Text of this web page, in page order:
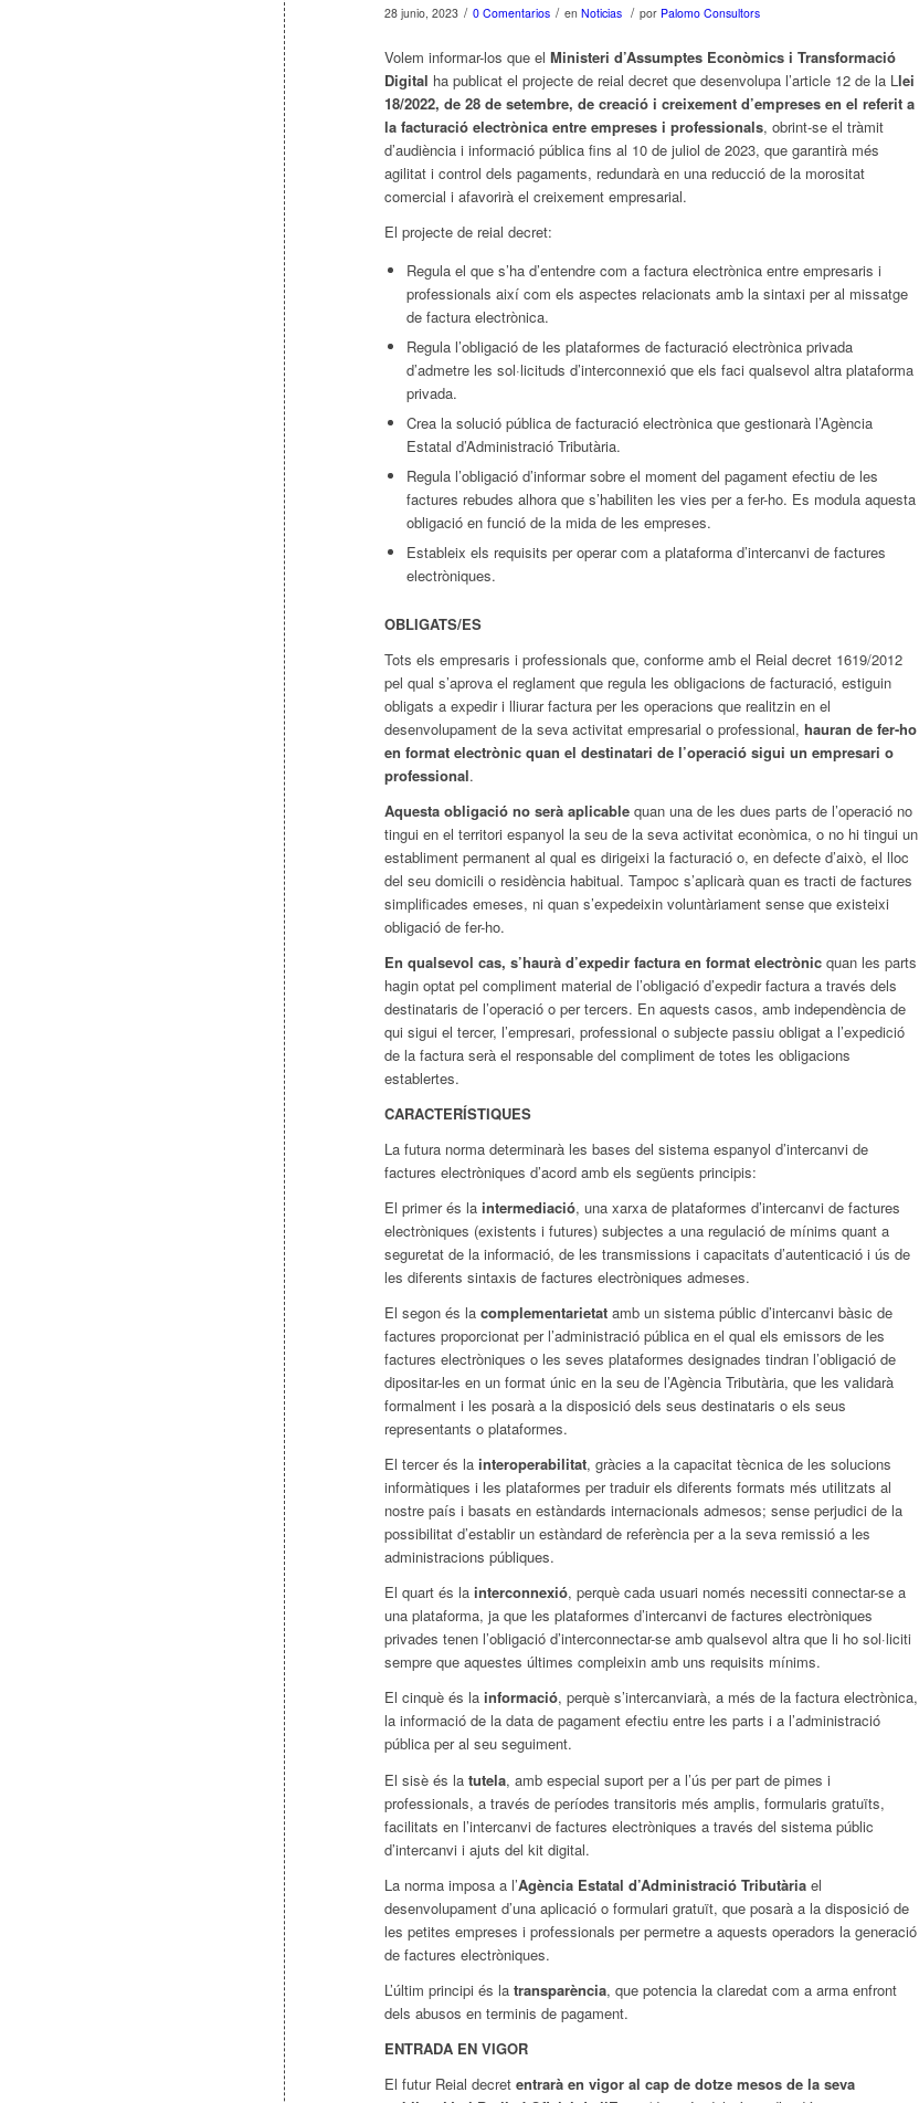
28 junio, 2023 / 0 Comentarios / en Noticias / por Palomo Consultors
Volem informar-los que el Ministeri d’Assumptes Econòmics i Transformació
Digital ha publicat el projecte de reial decret que desenvolupa l’article 12 de la Llei
18/2022, de 28 de setembre, de creació i creixement d’empreses en el referit a
la facturació electrònica entre empreses i professionals, obrint-se el tràmit
d’audiència i informació pública fins al 10 de juliol de 2023, que garantirà més
agilitat i control dels pagaments, redundarà en una reducció de la morositat
comercial i afavorirà el creixement empresarial.
El projecte de reial decret:
Regula el que s’ha d’entendre com a factura electrònica entre empresaris i
professionals així com els aspectes relacionats amb la sintaxi per al missatge
de factura electrònica.
Regula l’obligació de les plataformes de facturació electrònica privada
d’admetre les sol·licituds d’interconnexió que els faci qualsevol altra plataforma
privada.
Crea la solució pública de facturació electrònica que gestionarà l’Agència
Estatal d’Administració Tributària.
Regula l’obligació d’informar sobre el moment del pagament efectiu de les
factures rebudes alhora que s’habiliten les vies per a fer-ho. Es modula aquesta
obligació en funció de la mida de les empreses.
Estableix els requisits per operar com a plataforma d’intercanvi de factures
electròniques.
OBLIGATS/ES
Tots els empresaris i professionals que, conforme amb el Reial decret 1619/2012
pel qual s’aprova el reglament que regula les obligacions de facturació, estiguin
obligats a expedir i lliurar factura per les operacions que realitzin en el
desenvolupament de la seva activitat empresarial o professional, hauran de fer-ho
en format electrònic quan el destinatari de l’operació sigui un empresari o
professional.
Aquesta obligació no serà aplicable quan una de les dues parts de l’operació no
tingui en el territori espanyol la seu de la seva activitat econòmica, o no hi tingui un
establiment permanent al qual es dirigeixi la facturació o, en defecte d’això, el lloc
del seu domicili o residència habitual. Tampoc s’aplicarà quan es tracti de factures
simplificades emeses, ni quan s’expedeixin voluntàriament sense que existeixi
obligació de fer-ho.
En qualsevol cas, s’haurà d’expedir factura en format electrònic quan les parts
hagin optat pel compliment material de l’obligació d’expedir factura a través dels
destinataris de l’operació o per tercers. En aquests casos, amb independència de
qui sigui el tercer, l’empresari, professional o subjecte passiu obligat a l’expedició
de la factura serà el responsable del compliment de totes les obligacions
establertes.
CARACTERÍSTIQUES
La futura norma determinarà les bases del sistema espanyol d’intercanvi de
factures electròniques d’acord amb els següents principis:
El primer és la intermediació, una xarxa de plataformes d’intercanvi de factures
electròniques (existents i futures) subjectes a una regulació de mínims quant a
seguretat de la informació, de les transmissions i capacitats d’autenticació i ús de
les diferents sintaxis de factures electròniques admeses.
El segon és la complementarietat amb un sistema públic d’intercanvi bàsic de
factures proporcionat per l’administració pública en el qual els emissors de les
factures electròniques o les seves plataformes designades tindran l’obligació de
dipositar-les en un format únic en la seu de l’Agència Tributària, que les validarà
formalment i les posarà a la disposició dels seus destinataris o els seus
representants o plataformes.
El tercer és la interoperabilitat, gràcies a la capacitat tècnica de les solucions
informàtiques i les plataformes per traduir els diferents formats més utilitzats al
nostre país i basats en estàndards internacionals admesos; sense perjudici de la
possibilitat d’establir un estàndard de referència per a la seva remissió a les
administracions públiques.
El quart és la interconnexió, perquè cada usuari només necessiti connectar-se a
una plataforma, ja que les plataformes d’intercanvi de factures electròniques
privades tenen l’obligació d’interconnectar-se amb qualsevol altra que li ho sol·liciti
sempre que aquestes últimes compleixin amb uns requisits mínims.
El cinquè és la informació, perquè s’intercanviarà, a més de la factura electrònica,
la informació de la data de pagament efectiu entre les parts i a l’administració
pública per al seu seguiment.
El sisè és la tutela, amb especial suport per a l’ús per part de pimes i
professionals, a través de períodes transitoris més amplis, formularis gratuïts,
facilitats en l’intercanvi de factures electròniques a través del sistema públic
d’intercanvi i ajuts del kit digital.
La norma imposa a l’Agència Estatal d’Administració Tributària el
desenvolupament d’una aplicació o formulari gratuït, que posarà a la disposició de
les petites empreses i professionals per permetre a aquests operadors la generació
de factures electròniques.
L’últim principi és la transparència, que potencia la claredat com a arma enfront
dels abusos en terminis de pagament.
ENTRADA EN VIGOR
El futur Reial decret entrarà en vigor al cap de dotze mesos de la seva